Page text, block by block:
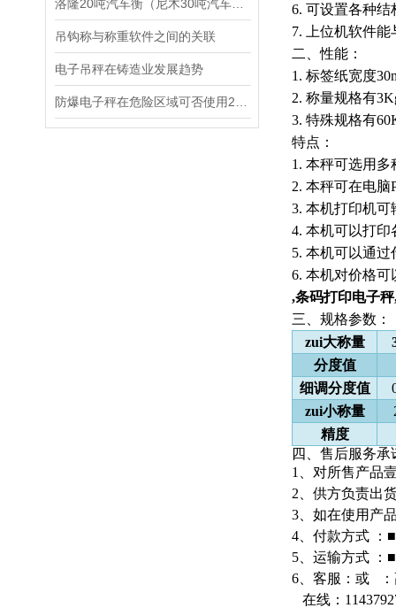
吊钩称与称重软件之间的关联
电子吊秤在铸造业发展趋势
6. 可设置各种结
7.
上位机软件
二、性能：
1. 标签纸宽度
2. 称量规格有
3. 特殊规格有
特点：
1. 本秤可选用多
2. 本秤可在电脑
3. 本机打印机可
4. 本机可以打印
5. 本机可以通过
6. 本机对价格可
,条码打印电子
三、 规格参数：
zui大称量
分度值
细调分度值
zui小称量
精度
四、 售后服务承
1
、对所售产品
2 、供方负责出
3 、如在使用产
4 、付款方式 ：
5 、运输方式
6 、客服： 或
在线 ：